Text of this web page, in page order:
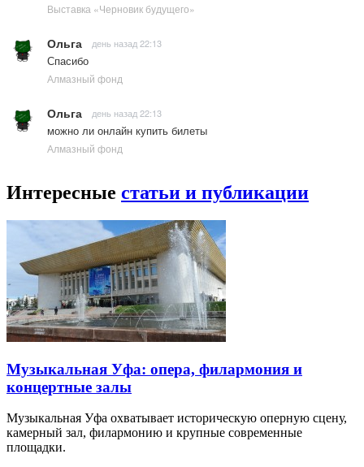
Выставка «Черновик будущего»
Ольга день назад 22:13
Спасибо
Алмазный фонд
Ольга день назад 22:13
можно ли онлайн купить билеты
Алмазный фонд
Интересные статьи и публикации
Музыкальная Уфа: опера, филармония и
концертные залы
Музыкальная Уфа охватывает историческую оперную сцену,
камерный зал, филармонию и крупные современные
площадки.